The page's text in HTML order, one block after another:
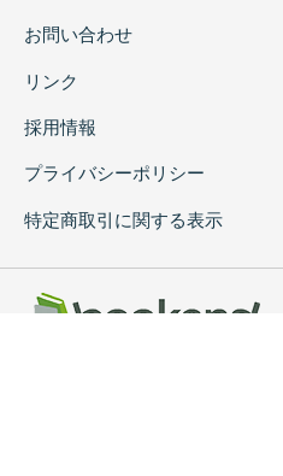
お問い合わせ
リンク
採用情報
プライバシーポリシー
特定商取引に関する表示